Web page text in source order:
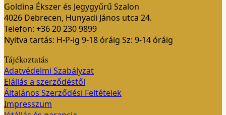
237 Ft.
990 Ft.
Goldina Ékszer és Jegygyűrű Szalon
4026 Debrecen, Hunyadi János utca 24.
Telefon: +36 20 230 9899
Nyitva tartás: H-P-ig 9-18 óráig Sz: 9-14 óráig
Tájékoztatás
Adatvédelmi Szabályzat
Elállás a szerződéstől
Általános Szerződési Feltételek
Impresszum